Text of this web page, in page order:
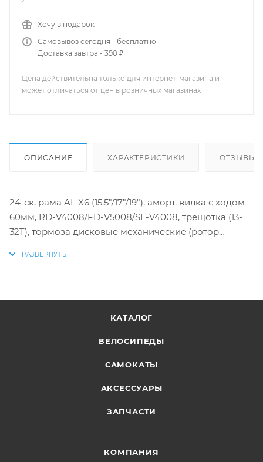
Хочу в подарок
Самовывоз сегодня - бесплатно
Доставка завтра - 390 ₽
Цена действительна только для интернет-магазина и
может отличаться от цен в розничных магазинах
ОПИСАНИЕ ХАРАКТЕРИСТИКИ ОТЗЫВЫ
24-ск, рама AL X6 (15.5"/17"/19"), аморт. вилка с ходом
60мм, RD-V4008/FD-V5008/SL-V4008, трещотка (13-
32T), тормоза дисковые механические (ротор
КАТАЛОГ
ВЕЛОСИПЕДЫ
САМОКАТЫ
АКСЕССУАРЫ
ЗАПЧАСТИ
КОМПАНИЯ